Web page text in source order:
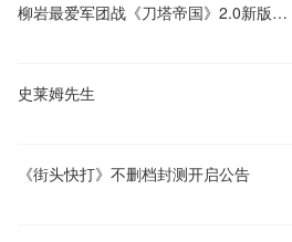
柳岩最爱军团战《刀塔帝国》2.0新版上线
史莱姆先生
《街头快打》不删档封测开启公告